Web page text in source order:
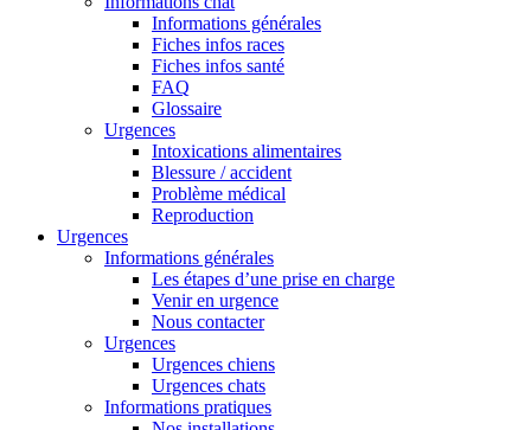
Informations générales
Fiches infos races
Fiches infos santé
FAQ
Glossaire
Urgences
Intoxications alimentaires
Blessure / accident
Problème médical
Reproduction
Urgences
Informations générales
Les étapes d’une prise en charge
Venir en urgence
Nous contacter
Urgences
Urgences chiens
Urgences chats
Informations pratiques